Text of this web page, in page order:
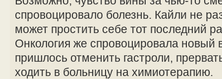
спровоцировало болезнь. Кайли не
может простить себе тот последний
Онкология же спровоцировала новый
пришлось отменить гастроли,
ходить в больницу на химиотерапию.